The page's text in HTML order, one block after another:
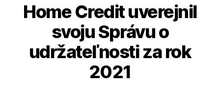
Home Credit uverejnil
svoju Správu o
udržateľnosti za rok
2021